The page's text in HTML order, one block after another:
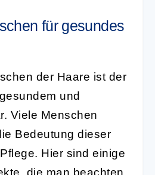
für gesundes
der Haare ist der
und
Viele Menschen
Bedeutung dieser
Hier sind einige
die man beachten